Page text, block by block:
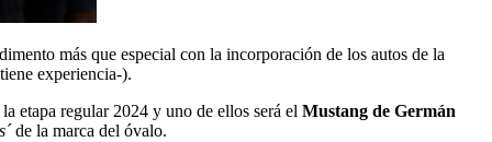
más que especial con la incorporación de los autos de la
experiencia-).
etapa regular 2024 y uno de ellos será el Mustang de Germán
de la marca del óvalo.